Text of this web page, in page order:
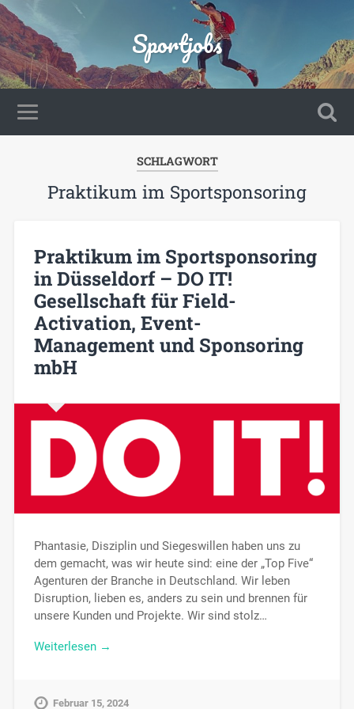
Sportjobs
SCHLAGWORT
Praktikum im Sportsponsoring
Praktikum im Sportsponsoring
in Düsseldorf – DO IT!
Gesellschaft für Field-
Activation, Event-
Management und Sponsoring
mbH
Phantasie, Disziplin und Siegeswillen haben uns zu
dem gemacht, was wir heute sind: eine der „Top Five“
Agenturen der Branche in Deutschland. Wir leben
Disruption, lieben es, anders zu sein und brennen für
unsere Kunden und Projekte. Wir sind stolz…
Weiterlesen →
Februar 15, 2024